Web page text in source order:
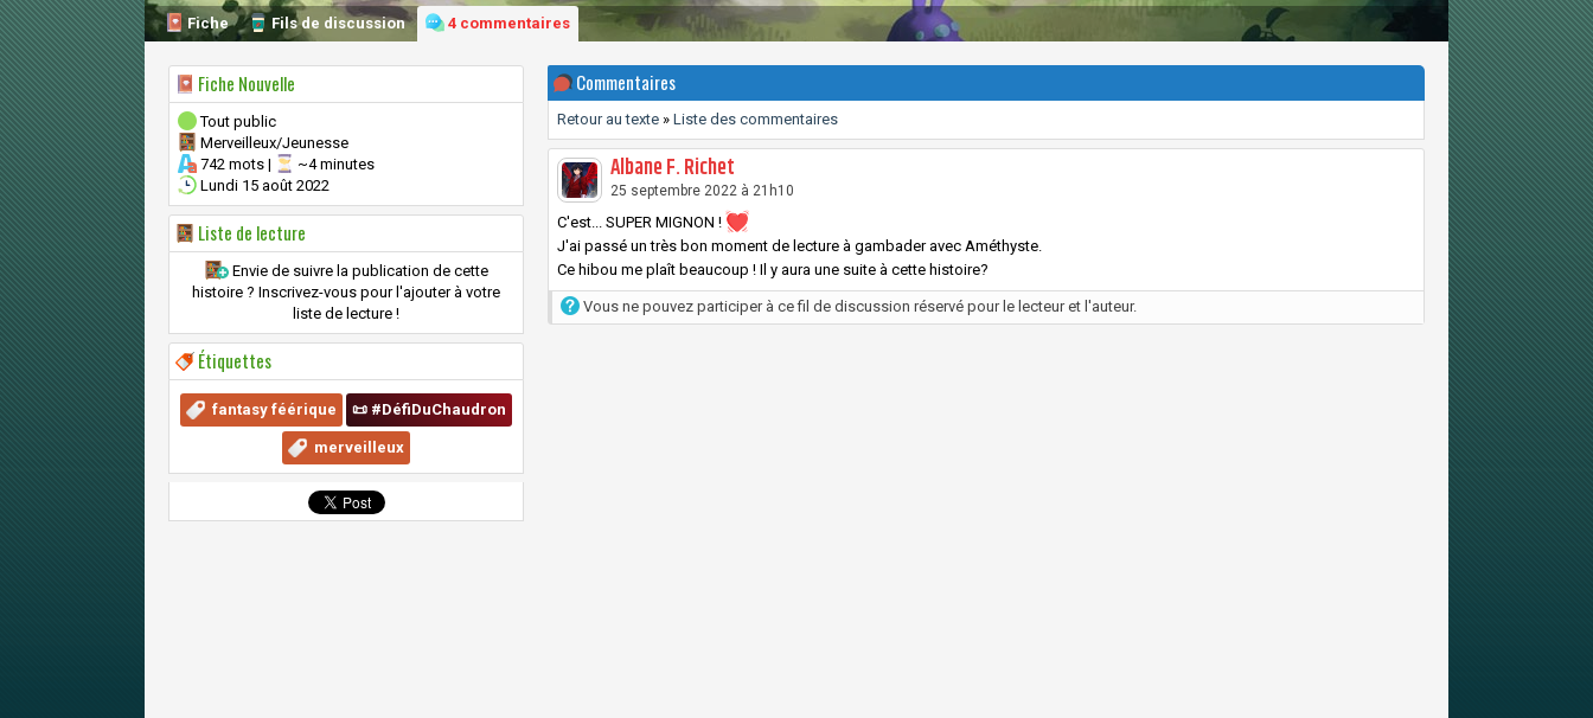
Fiche Fils de discussion 4 commentaires
Fiche Nouvelle
Tout public
Merveilleux/Jeunesse
742 mots |
~4 minutes
Lundi 15 août 2022
Liste de lecture
Envie de suivre la publication de cette
histoire ? Inscrivez-vous pour l'ajouter à votre
liste de lecture !
Étiquettes
fantasy féérique 📜 #DéfiDuChaudron
merveilleux
Commentaires
Retour au texte » Liste des commentaires
Albane F. Richet
25 septembre 2022 à 21h10
C'est... SUPER MIGNON !
J'ai passé un très bon moment de lecture à gambader avec Améthyste.
Ce hibou me plaît beaucoup ! Il y aura une suite à cette histoire?
Vous ne pouvez participer à ce fil de discussion réservé pour le lecteur et l'auteur.